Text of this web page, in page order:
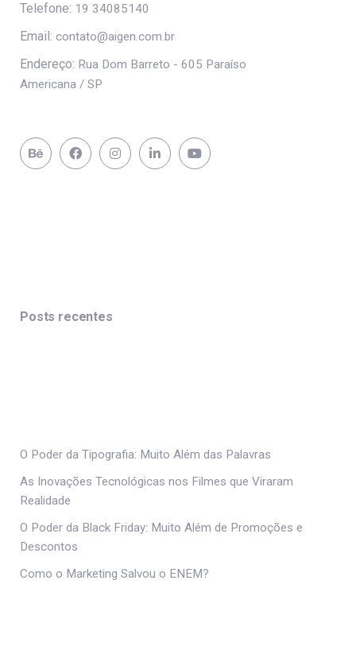
Telefone: 19 34085140
Email: contato@aigen.com.br
Endereço: Rua Dom Barreto - 605 Paraíso
Americana / SP
Posts recentes
O Poder da Tipografia: Muito Além das Palavras
As Inovações Tecnológicas nos Filmes que Viraram
Realidade
O Poder da Black Friday: Muito Além de Promoções e
Descontos
Como o Marketing Salvou o ENEM?